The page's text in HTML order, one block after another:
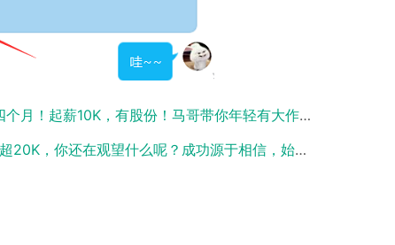
！起薪10K，有股份！马哥带你年轻有大作为！
，你还在观望什么呢？成功源于相信，始于决定！